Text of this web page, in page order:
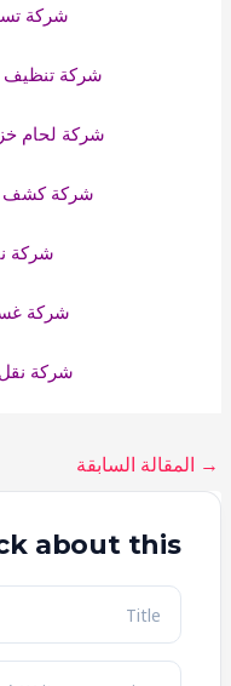
شركة
شركة تنظيف
شركة لحام
شركة كشف
شركة
شركة
شركة
→ المقالة السابقة
about this